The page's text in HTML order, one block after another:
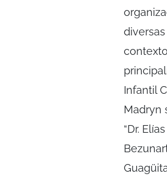
Infantil
Madryn
“Dr.